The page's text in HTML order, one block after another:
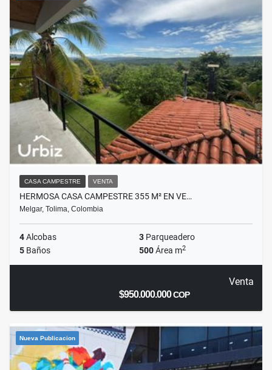
CASA CAMPESTRE VENTA
HERMOSA CASA CAMPESTRE 355 M² EN VE…
Melgar, Tolima, Colombia
4Alcobas 3 Parqueadero
5 Baños 500Área m2
Venta
$950.000.000COP
Nueva Publicacion